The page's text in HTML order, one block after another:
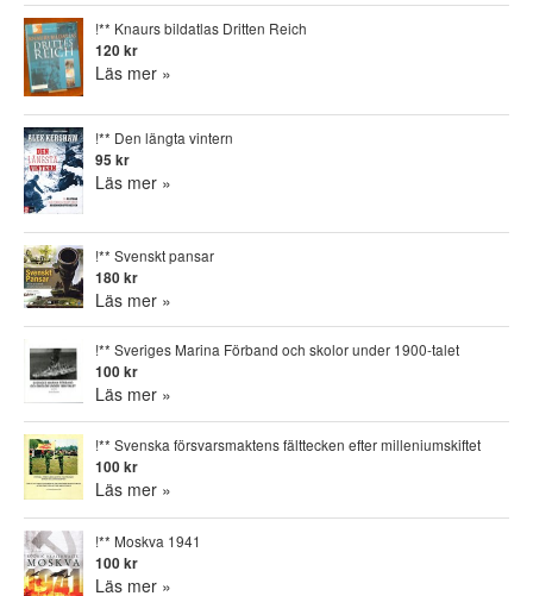
!** Knaurs bildatlas Dritten Reich
120 kr
Läs mer »
!** Den längta vintern
95 kr
Läs mer »
!** Svenskt pansar
180 kr
Läs mer »
!** Sveriges Marina Förband och skolor under 1900-talet
100 kr
Läs mer »
!** Svenska försvarsmaktens fälttecken efter milleniumskiftet
100 kr
Läs mer »
!** Moskva 1941
100 kr
Läs mer »